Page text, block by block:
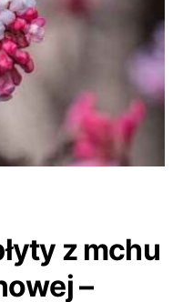
z mchu
–